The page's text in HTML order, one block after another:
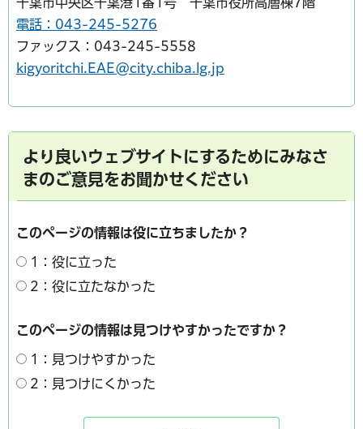
電話：043-245-5276
ファックス：043-245-5558
kigyoritchi.EAE@city.chiba.lg.jp
より良いウェブサイトにするためにみなさ
まのご意見をお聞かせください
このページの情報は役に立ちましたか？
1：役に立った
2：役に立たなかった
このページの情報は見つけやすかったですか？
1：見つけやすかった
2：見つけにくかった